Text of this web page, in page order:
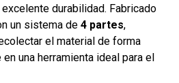
durabilidad. Fabricado
un sistema de4 partes,
el material de forma
una herramienta ideal para el